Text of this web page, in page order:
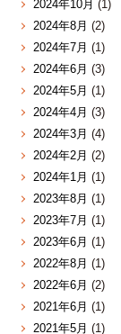
2024年10月 (1)
2024年8月 (2)
2024年7月 (1)
2024年6月 (3)
2024年5月 (1)
2024年4月 (3)
2024年3月 (4)
2024年2月 (2)
2024年1月 (1)
2023年8月 (1)
2023年7月 (1)
2023年6月 (1)
2022年8月 (1)
2022年6月 (2)
2021年6月 (1)
2021年5月 (1)